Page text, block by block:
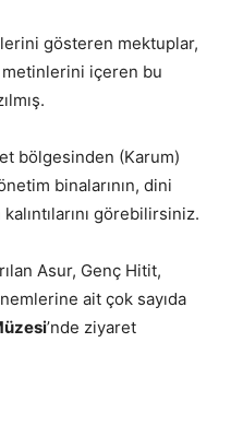
gösteren mektuplar,
içeren bu
bölgesinden (Karum)
binalarının, dini
görebilirsiniz.
Asur, Genç Hitit,
ait çok sayıda
’nde ziyaret